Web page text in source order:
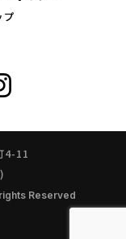
プ
4-11
Reserved